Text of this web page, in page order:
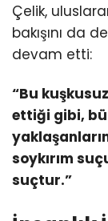
Çelik,
bakışını da
devam etti:
“Bu
ettiği gibi,
soykırım
suçtur.”